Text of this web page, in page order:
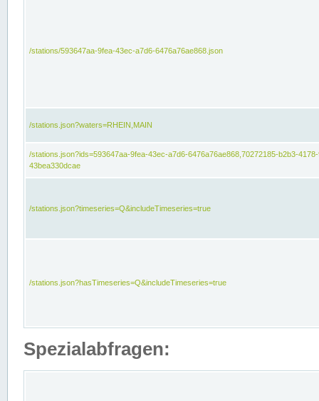
/stations/593647aa-9fea-43ec-a7d6-6476a76ae868.json
/stations.json?waters=RHEIN,MAIN
/stations.json?ids=593647aa-9fea-43ec-a7d6-6476a76ae868,70272185-b2b3-
43bea330dcae
/stations.json?timeseries=Q&includeTimeseries=true
/stations.json?hasTimeseries=Q&includeTimeseries=true
Spezialabfragen: